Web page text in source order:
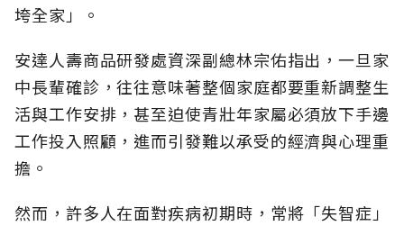
垮全家」。
安達人壽商品研發處資深副總林宗佑指出，一旦家
中長輩確診，往往意味著整個家庭都要重新調整生
活與工作安排，甚至迫使青壯年家屬必須放下手邊
工作投入照顧，進而引發難以承受的經濟與心理重
擔。
然而，許多人在面對疾病初期時，常將「失智症」